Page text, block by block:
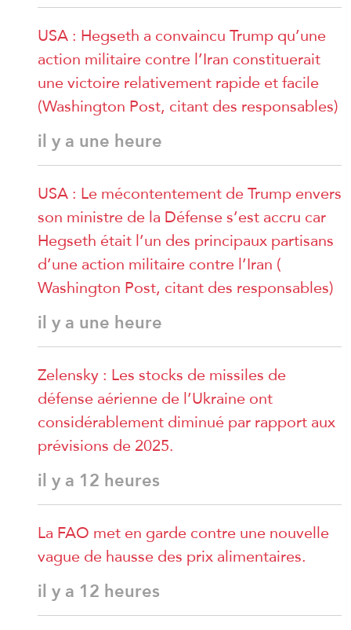
USA : Hegseth a convaincu Trump qu’une
action militaire contre l’Iran constituerait
une victoire relativement rapide et facile
(Washington Post, citant des responsables)
il y a une heure
USA : Le mécontentement de Trump envers
son ministre de la Défense s’est accru car
Hegseth était l’un des principaux partisans
d’une action militaire contre l’Iran (
Washington Post, citant des responsables)
il y a une heure
Zelensky : Les stocks de missiles de
défense aérienne de l’Ukraine ont
considérablement diminué par rapport aux
prévisions de 2025.
il y a 12 heures
La FAO met en garde contre une nouvelle
vague de hausse des prix alimentaires.
il y a 12 heures